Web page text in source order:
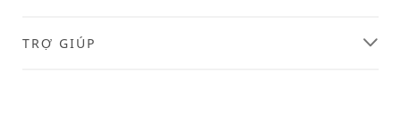
TRỢ GIÚP